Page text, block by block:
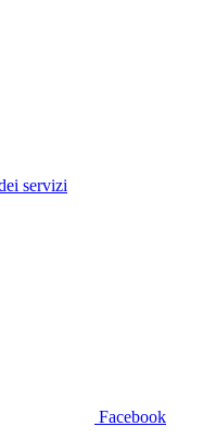
servizi
Facebook